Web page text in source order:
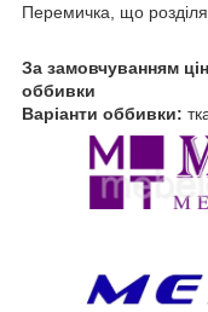
Перемичка, що
За замовчуванням
оббивки
Варіанти оббивки: